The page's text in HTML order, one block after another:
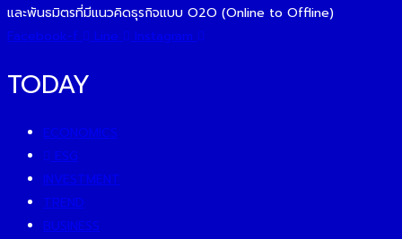
และพันธมิตรที่มีแนวคิดธุรกิจแบบ O2O (Online to Offline)
Facebook-f
Line Instagram
TODAY
ECONOMICS
ESG
INVESTMENT
TREND
BUSINESS